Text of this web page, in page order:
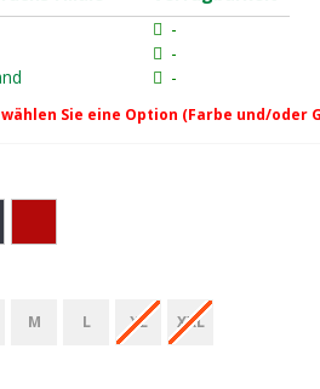
Equipment Kryos Mens Jacket
-
-
-
Sie eine Option (Farbe und/
M L XL XXL